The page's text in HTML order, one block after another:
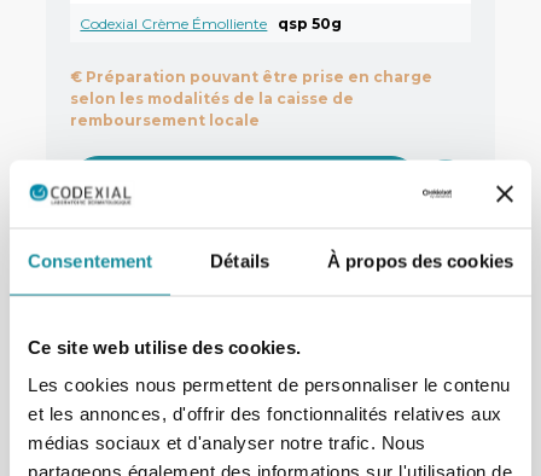
Consentement Détails À propos des cookies
Ce site web utilise des cookies.
Les cookies nous permettent de personnaliser le contenu
et les annonces, d'offrir des fonctionnalités relatives aux
médias sociaux et d'analyser notre trafic. Nous
partageons également des informations sur l'utilisation de
Codexial Crème Émolliente qsp 50g
€ Préparation pouvant être prise en charge
selon les modalités de la caisse de
remboursement locale
Préparation immunosuppressive à
0,1% de tacrolimus avec Codexial
Obase
Tacrolimus monohydraté 0,03g